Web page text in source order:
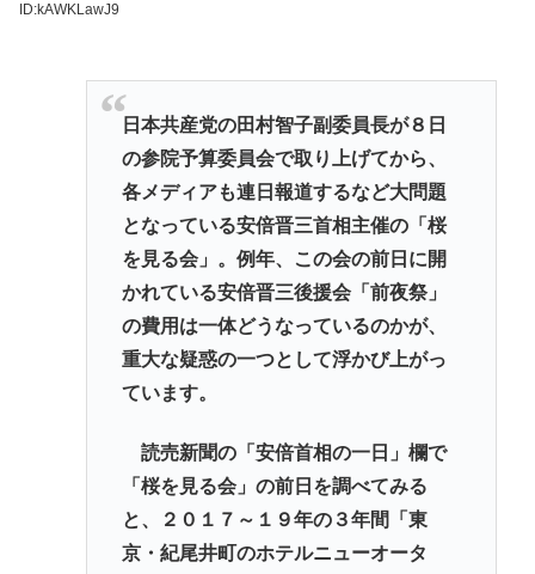
ID:kAWKLawJ9
日本共産党の田村智子副委員長が８日
の参院予算委員会で取り上げてから、
各メディアも連日報道するなど大問題
となっている安倍晋三首相主催の「桜
を見る会」。例年、この会の前日に開
かれている安倍晋三後援会「前夜祭」
の費用は一体どうなっているのかが、
重大な疑惑の一つとして浮かび上がっ
ています。
読売新聞の「安倍首相の一日」欄で
「桜を見る会」の前日を調べてみる
と、２０１７～１９年の３年間「東
京・紀尾井町のホテルニューオータ